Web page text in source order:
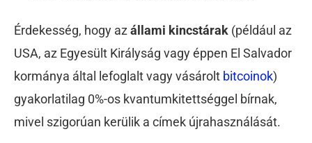
Érdekesség, hogy azállami kincstárak (például az
USA, az Egyesült Királyság vagy éppen El Salvador
kormánya által lefoglalt vagy vásárolt bitcoinok)
gyakorlatilag 0%-os kvantumkitettséggel bírnak,
mivel szigorúan kerülik a címek újrahasználását.